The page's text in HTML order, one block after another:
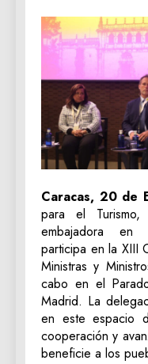
Caracas, 20 de
para el
embajadora en
participa en la XIII
Ministras y
cabo en el
Madrid. La
en este espacio
cooperación y
beneficie a los